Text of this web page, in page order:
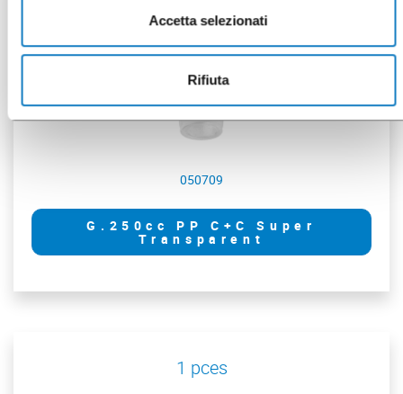
Accetta selezionati
Rifiuta
100 x 1 pces
050709
G.250cc PP C+C Super
Transparent
1 pces